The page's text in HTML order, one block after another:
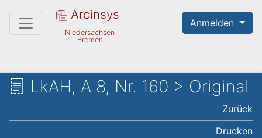
Arcinsys
Niedersachsen
Bremen
Anmelden
LkAH, A 8, Nr. 160 > Original
Zurück
Drucken